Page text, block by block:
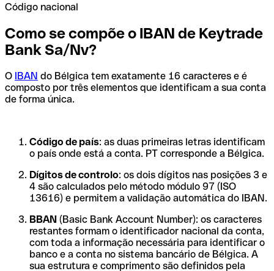
Código nacional
Como se compõe o IBAN de Keytrade
Bank Sa/Nv?
O IBAN do Bélgica tem exatamente 16 caracteres e é
composto por três elementos que identificam a sua conta
de forma única.
Código de país: as duas primeiras letras identificam
o país onde está a conta. PT corresponde a Bélgica.
Dígitos de controlo: os dois dígitos nas posições 3 e
4 são calculados pelo método módulo 97 (ISO
13616) e permitem a validação automática do IBAN.
BBAN (Basic Bank Account Number): os caracteres
restantes formam o identificador nacional da conta,
com toda a informação necessária para identificar o
banco e a conta no sistema bancário de Bélgica. A
sua estrutura e comprimento são definidos pela